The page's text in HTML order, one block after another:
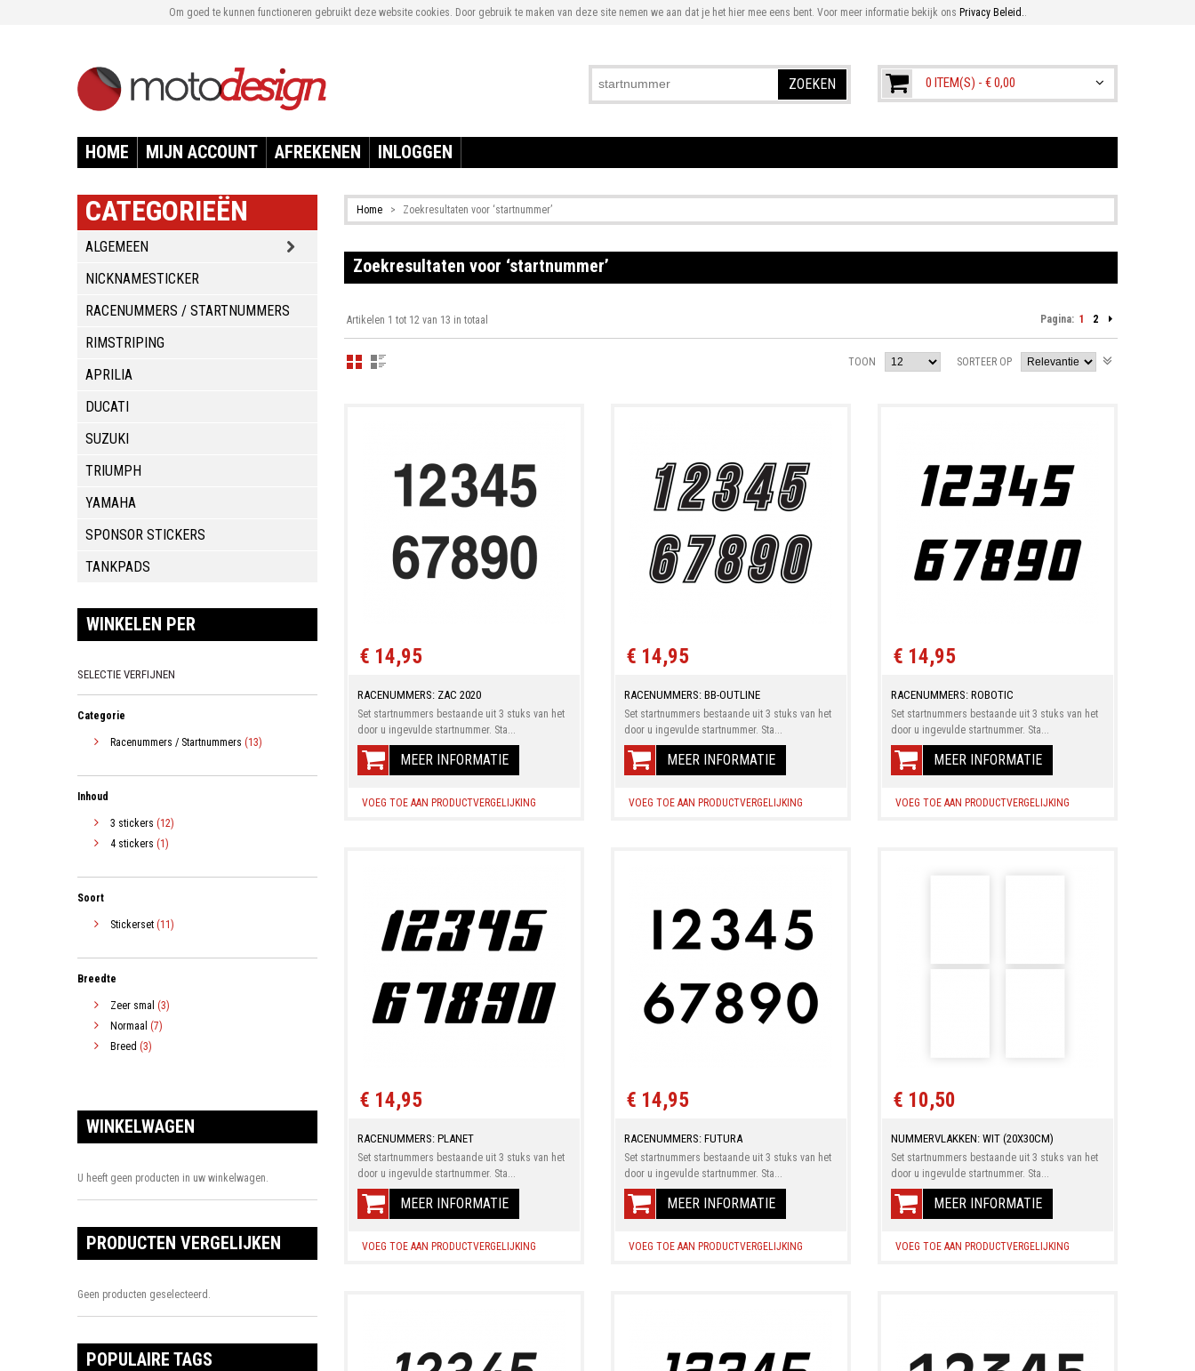
Om goed te kunnen functioneren gebruikt deze website cookies. Door gebruik te maken van deze site nemen we aan dat je het hier mee eens bent. Voor meer informatie bekijk ons Privacy Beleid..
0 ITEM(S) - € 0,00
ZOEKEN
HOME MIJN ACCOUNT AFREKENEN INLOGGEN
Home > Zoekresultaten voor ‘startnummer’
Zoekresultaten voor ‘startnummer’
Artikelen 1 tot 12 van 13 in totaal Pagina: 1 2
SORTEER OP
TOON
€ 14,95
RACENUMMERS: ZAC 2020
Set startnummers bestaande uit 3 stuks van het
door u ingevulde startnummer. Sta...
MEER INFORMATIE
VOEG TOE AAN PRODUCTVERGELIJKING
€ 14,95
RACENUMMERS: BB-OUTLINE
Set startnummers bestaande uit 3 stuks van het
door u ingevulde startnummer. Sta...
MEER INFORMATIE
VOEG TOE AAN PRODUCTVERGELIJKING
€ 14,95
RACENUMMERS: ROBOTIC
Set startnummers bestaande uit 3 stuks van het
door u ingevulde startnummer. Sta...
MEER INFORMATIE
VOEG TOE AAN PRODUCTVERGELIJKING
€ 14,95
RACENUMMERS: PLANET
Set startnummers bestaande uit 3 stuks van het
door u ingevulde startnummer. Sta...
MEER INFORMATIE
VOEG TOE AAN PRODUCTVERGELIJKING
€ 14,95
RACENUMMERS: FUTURA
Set startnummers bestaande uit 3 stuks van het
door u ingevulde startnummer. Sta...
MEER INFORMATIE
VOEG TOE AAN PRODUCTVERGELIJKING
€ 10,50
NUMMERVLAKKEN: WIT (20X30CM)
Set startnummers bestaande uit 3 stuks van het
door u ingevulde startnummer. Sta...
MEER INFORMATIE
VOEG TOE AAN PRODUCTVERGELIJKING
CATEGORIEËN
ALGEMEEN
NICKNAMESTICKER
RACENUMMERS / STARTNUMMERS
RIMSTRIPING
APRILIA
DUCATI
SUZUKI
TRIUMPH
YAMAHA
SPONSOR STICKERS
TANKPADS
WINKELEN PER
SELECTIE VERFIJNEN
Categorie
Racenummers / Startnummers (13)
Inhoud
3 stickers (12)
4 stickers (1)
Soort
Stickerset (11)
Breedte
Zeer smal (3)
Normaal (7)
Breed (3)
WINKELWAGEN
U heeft geen producten in uw winkelwagen.
PRODUCTEN VERGELIJKEN
Geen producten geselecteerd.
POPULAIRE TAGS